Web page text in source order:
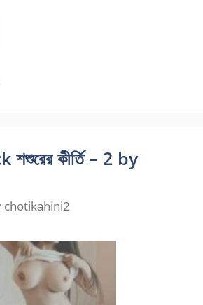
কীর্তি – 2 by
chotikahini2